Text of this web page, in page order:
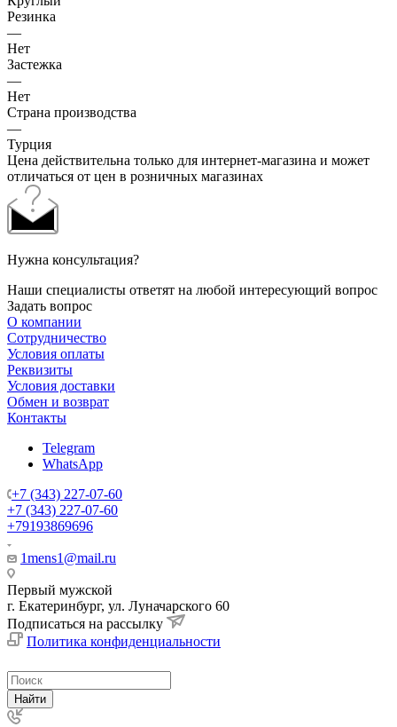
Резинка
—
Нет
Застежка
—
Нет
Страна производства
—
Турция
Цена действительна только для интернет-магазина и может
отличаться от цен в розничных магазинах
Нужна консультация?
Наши специалисты ответят на любой интересующий вопрос
Задать вопрос
О компании
Сотрудничество
Условия оплаты
Реквизиты
Условия доставки
Обмен и возврат
Контакты
Telegram
WhatsApp
+7 (343) 227-07-60
+7 (343) 227-07-60
+79193869696
1mens1@mail.ru
Первый мужской
г. Екатеринбург, ул. Луначарского 60
Подписаться на рассылку
Политика конфиденциальности
Найти